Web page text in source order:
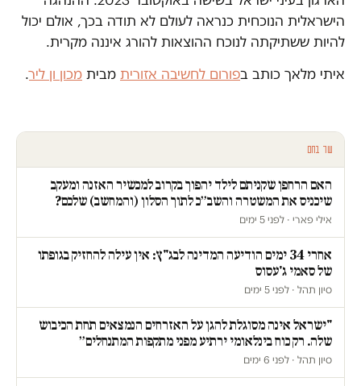
הישראלית הנוכחית כנראה לעולם לא תודה בכך, אולם יכול
להיות ששתיקתה לנוכח ההוצאות להורג איננה מקרית.
איתי מלאך כותב בפורום לחשיבה אזורית מבית מכון ון ליר.
עוד בחם
האם הרחפן שקניתם לילד יהפוך בקרוב למכשיר האזנה ומעקב
שיכניס את המשטרה והשב״כ לתוך הסלון (והמחשב) שלכם?
אילי פארי · לפני 5 ימים
אחרי 34 ימים הודיעה המדינה לבג"ץ: אין עילה להחזיק בגופתו
של סאמי ג'עסוס
סיון תהל · לפני 5 ימים
"ישראל אינה מסוגלת להגן על האזרחים הנמצאים תחת הכיבוש
שלה. רק כוח בינלאומי ירתיע מפני מתקפות המתנחלים״
סיון תהל · לפני 6 ימים